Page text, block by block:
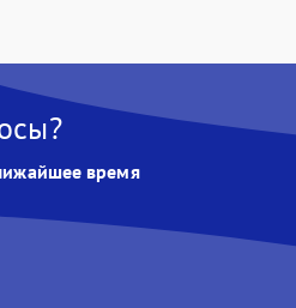
1 год 2000 ₽
время